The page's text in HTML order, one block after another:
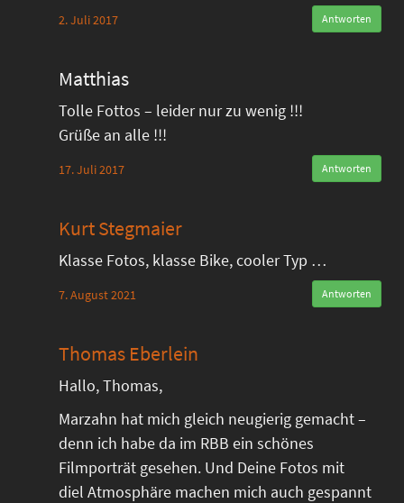
2. Juli 2017 Antworten
Matthias
Tolle Fottos – leider nur zu wenig !!!
Grüße an alle !!!
17. Juli 2017 Antworten
Kurt Stegmaier
Klasse Fotos, klasse Bike, cooler Typ …
7. August 2021 Antworten
Thomas Eberlein
Hallo, Thomas,
Marzahn hat mich gleich neugierig gemacht –
denn ich habe da im RBB ein schönes
Filmporträt gesehen. Und Deine Fotos mit
diel Atmosphäre machen mich auch gespannt